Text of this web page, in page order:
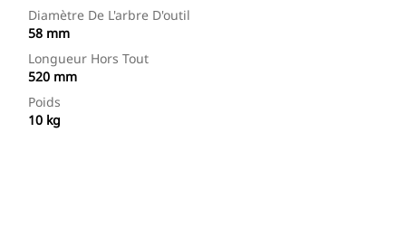
Diamètre De L'arbre D'outil
58 mm
Longueur Hors Tout
520 mm
Poids
10 kg